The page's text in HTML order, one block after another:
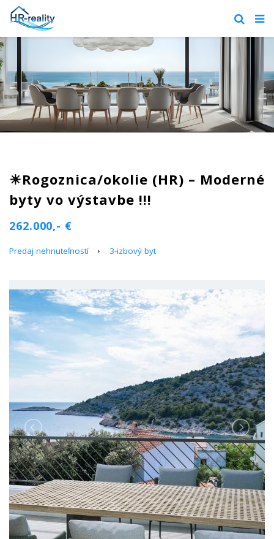
☀Rogoznica/okolie (HR) – Moderné
byty vo výstavbe !!!
262.000,- €
Predaj nehnuteľností 3-izbový byt